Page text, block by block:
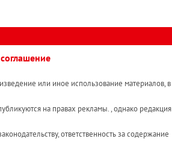
или иное использование материалов, в
на правах рекламы. , однако редакция
ответственность за содержание